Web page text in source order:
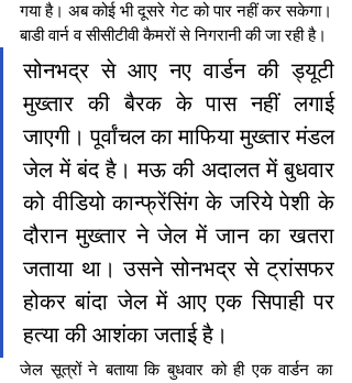
गया है। अब कोई भी दूसरे गेट को पार नहीं कर सकेगा।
बाडी वार्न व सीसीटीवी कैमरों से निगरानी की जा रही है।
सोनभद्र से आए नए वार्डन की ड्यूटी
मुख्तार की बैरक के पास नहीं लगाई
जाएगी। पूर्वांचल का माफिया मुख्तार मंडल
जेल में बंद है। मऊ की अदालत में बुधवार
को वीडियो कान्फ्रेंसिंग के जरिये पेशी के
दौरान मुख्तार ने जेल में जान का खतरा
जताया था। उसने सोनभद्र से ट्रांसफर
होकर बांदा जेल में आए एक सिपाही पर
हत्या की आशंका जताई है।
जेल सूत्रों ने बताया कि बुधवार को ही एक वार्डन का